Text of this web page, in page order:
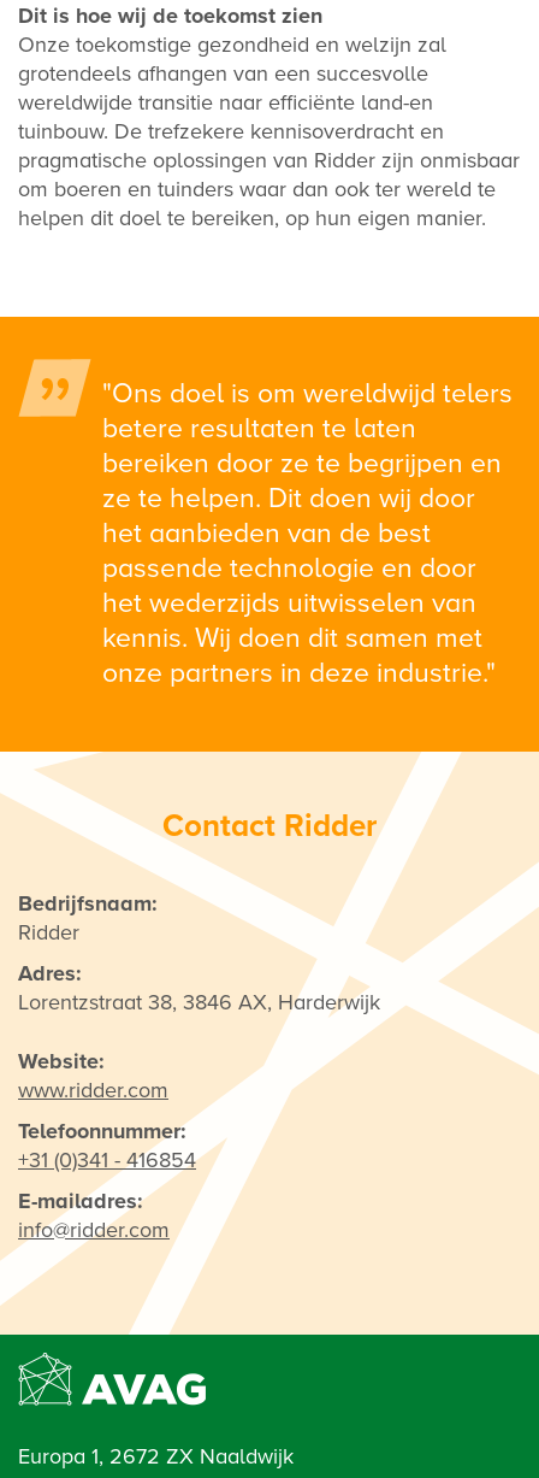
Dit is hoe wij de toekomst zien
Onze toekomstige gezondheid en welzijn zal
grotendeels afhangen van een succesvolle
wereldwijde transitie naar efficiënte land-en
tuinbouw. De trefzekere kennisoverdracht en
pragmatische oplossingen van Ridder zijn onmisbaar
om boeren en tuinders waar dan ook ter wereld te
helpen dit doel te bereiken, op hun eigen manier.
"Ons doel is om wereldwijd telers
betere resultaten te laten
bereiken door ze te begrijpen en
ze te helpen. Dit doen wij door
het aanbieden van de best
passende technologie en door
het wederzijds uitwisselen van
kennis. Wij doen dit samen met
onze partners in deze industrie."
Contact Ridder
Bedrijfsnaam:
Ridder
Adres:
Lorentzstraat 38, 3846 AX, Harderwijk
Website:
www.ridder.com
Telefoonnummer:
+31 (0)341 - 416854
E-mailadres:
info@ridder.com
Europa 1, 2672 ZX Naaldwijk